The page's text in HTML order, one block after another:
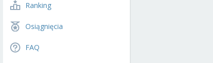
Ranking
Osiągnięcia
FAQ